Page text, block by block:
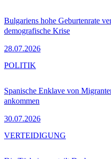
Bulgariens hohe Geburtenrate
demografische Krise
28.07.2026
Spanische Enklave von
ankommen
30.07.2026
POLITIK
VERTEIDIGUNG